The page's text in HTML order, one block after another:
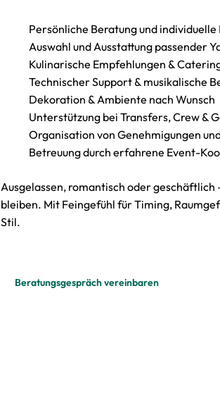
Persönliche Beratung und individuelle
Auswahl und Ausstattung passender
Kulinarische Empfehlungen &
Technischer Support & musikalische
Dekoration & Ambiente nach Wunsch
Unterstützung bei Transfers, Crew &
Organisation von Genehmigungen
Betreuung durch erfahrene Event-
Ausgelassen, romantisch oder
bleiben. Mit Feingefühl für Timing,
Stil.
Beratungsgespräch vereinbaren